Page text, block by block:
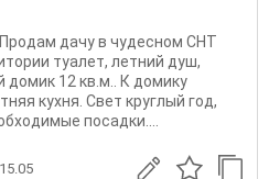
дачу в чудесном СНТ
туалет, летний душ,
домик 12 кв.м.. К домику
кухня. Свет круглый год,
посадки....
15.05